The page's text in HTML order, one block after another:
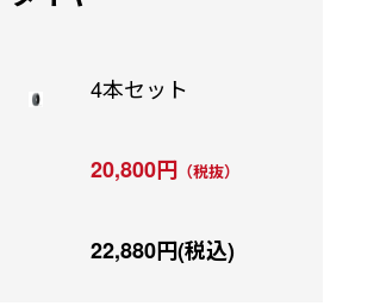
4本セット
20,800円 （税抜）
22,880円(税込)